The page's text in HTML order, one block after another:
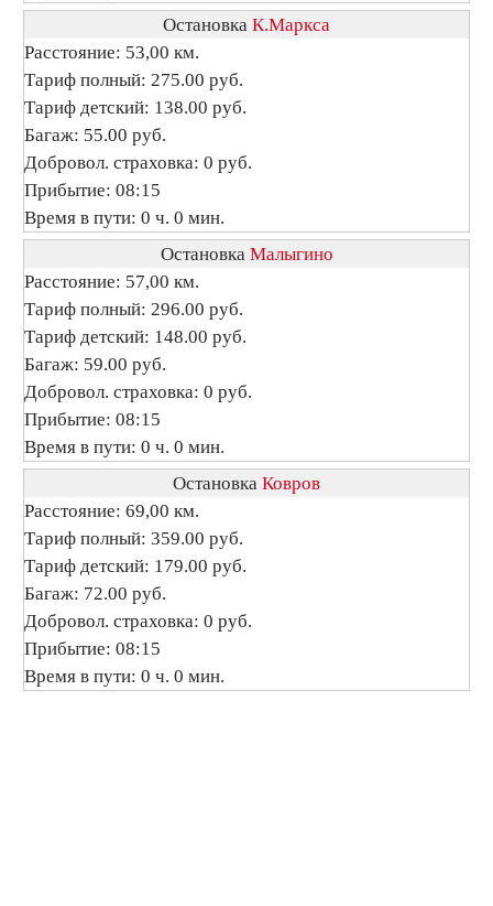
Остановка К.Маркса
Расстояние: 53,00 км.
Тариф полный: 275.00 руб.
Тариф детский: 138.00 руб.
Багаж: 55.00 руб.
Добровол. страховка: 0 руб.
Прибытие: 08:15
Время в пути: 0 ч. 0 мин.
Остановка Малыгино
Расстояние: 57,00 км.
Тариф полный: 296.00 руб.
Тариф детский: 148.00 руб.
Багаж: 59.00 руб.
Добровол. страховка: 0 руб.
Прибытие: 08:15
Время в пути: 0 ч. 0 мин.
Остановка Ковров
Расстояние: 69,00 км.
Тариф полный: 359.00 руб.
Тариф детский: 179.00 руб.
Багаж: 72.00 руб.
Добровол. страховка: 0 руб.
Прибытие: 08:15
Время в пути: 0 ч. 0 мин.